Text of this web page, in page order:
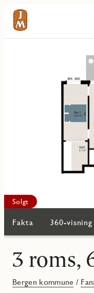
Solgt
Fakta 360-visning
3 roms,
Bergen kommune /